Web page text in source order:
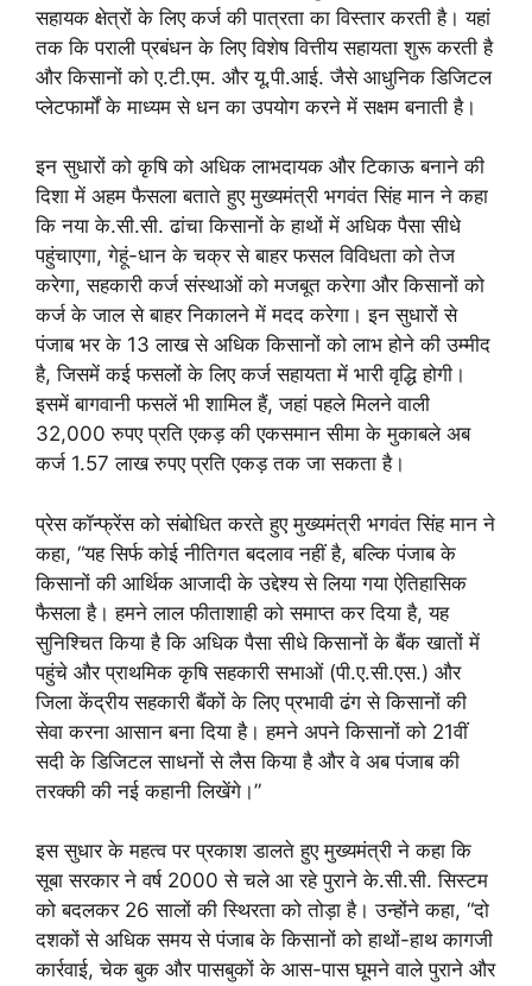
सहायक क्षेत्रों के लिए कर्ज की पात्रता का विस्तार करती है। यहां
तक कि पराली प्रबंधन के लिए विशेष वित्तीय सहायता शुरू करती है
और किसानों को ए.टी.एम. और यू.पी.आई. जैसे आधुनिक डिजिटल
प्लेटफार्मों के माध्यम से धन का उपयोग करने में सक्षम बनाती है।
इन सुधारों को कृषि को अधिक लाभदायक और टिकाऊ बनाने की
दिशा में अहम फैसला बताते हुए मुख्यमंत्री भगवंत सिंह मान ने कहा
कि नया के.सी.सी. ढांचा किसानों के हाथों में अधिक पैसा सीधे
पहुंचाएगा, गेहूं-धान के चक्र से बाहर फसल विविधता को तेज
करेगा, सहकारी कर्ज संस्थाओं को मजबूत करेगा और किसानों को
कर्ज के जाल से बाहर निकालने में मदद करेगा। इन सुधारों से
पंजाब भर के 13 लाख से अधिक किसानों को लाभ होने की उम्मीद
है, जिसमें कई फसलों के लिए कर्ज सहायता में भारी वृद्धि होगी।
इसमें बागवानी फसलें भी शामिल हैं, जहां पहले मिलने वाली
32,000 रुपए प्रति एकड़ की एकसमान सीमा के मुकाबले अब
कर्ज 1.57 लाख रुपए प्रति एकड़ तक जा सकता है।
प्रेस कॉन्फ्रेंस को संबोधित करते हुए मुख्यमंत्री भगवंत सिंह मान ने
कहा, “यह सिर्फ कोई नीतिगत बदलाव नहीं है, बल्कि पंजाब के
किसानों की आर्थिक आजादी के उद्देश्य से लिया गया ऐतिहासिक
फैसला है। हमने लाल फीताशाही को समाप्त कर दिया है, यह
सुनिश्चित किया है कि अधिक पैसा सीधे किसानों के बैंक खातों में
पहुंचे और प्राथमिक कृषि सहकारी सभाओं (पी.ए.सी.एस.) और
जिला केंद्रीय सहकारी बैंकों के लिए प्रभावी ढंग से किसानों की
सेवा करना आसान बना दिया है। हमने अपने किसानों को 21वीं
सदी के डिजिटल साधनों से लैस किया है और वे अब पंजाब की
तरक्की की नई कहानी लिखेंगे।”
इस सुधार के महत्व पर प्रकाश डालते हुए मुख्यमंत्री ने कहा कि
सूबा सरकार ने वर्ष 2000 से चले आ रहे पुराने के.सी.सी. सिस्टम
को बदलकर 26 सालों की स्थिरता को तोड़ा है। उन्होंने कहा, “दो
दशकों से अधिक समय से पंजाब के किसानों को हाथों-हाथ कागजी
कार्रवाई, चेक बुक और पासबुकों के आस-पास घूमने वाले पुराने और